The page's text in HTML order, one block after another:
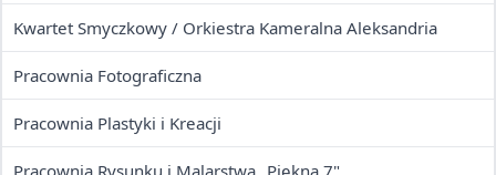
Kwartet Smyczkowy / Orkiestra Kameralna Aleksandria
Pracownia Fotograficzna
Pracownia Plastyki i Kreacji